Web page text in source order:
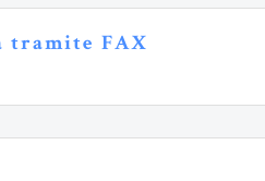
tramite FAX